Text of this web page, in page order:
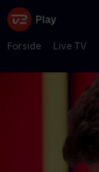
Forside Live TV